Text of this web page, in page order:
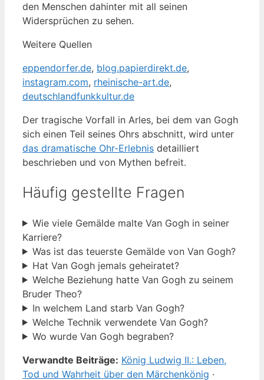
den Menschen dahinter mit all seinen
Widersprüchen zu sehen.
Weitere Quellen
eppendorfer.de, blog.papierdirekt.de,
instagram.com, rheinische-art.de,
deutschlandfunkkultur.de
Der tragische Vorfall in Arles, bei dem van Gogh
sich einen Teil seines Ohrs abschnitt, wird unter
das dramatische Ohr-Erlebnis detailliert
beschrieben und von Mythen befreit.
Häufig gestellte Fragen
Wie viele Gemälde malte Van Gogh in seiner
Karriere?
Was ist das teuerste Gemälde von Van Gogh?
Hat Van Gogh jemals geheiratet?
Welche Beziehung hatte Van Gogh zu seinem
Bruder Theo?
In welchem Land starb Van Gogh?
Welche Technik verwendete Van Gogh?
Wo wurde Van Gogh begraben?
Verwandte Beiträge: König Ludwig II.: Leben,
Tod und Wahrheit über den Märchenkönig ·